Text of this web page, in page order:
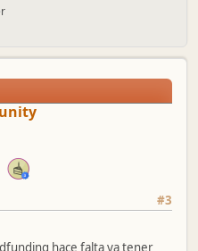
#3
hace falta ya tener